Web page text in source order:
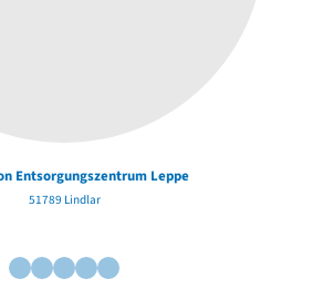
Entsorgungszentrum Leppe
51789 Lindlar